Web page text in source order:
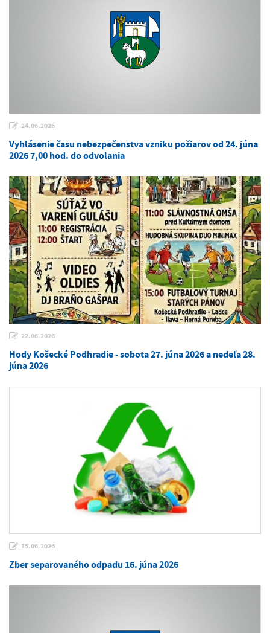
24.06.2026
Vyhlásenie času nebezpečenstva vzniku požiarov od 24. júna
2026 7,00 hod. do odvolania
22.06.2026
Hody Košecké Podhradie - sobota 27. júna 2026 a nedeľa 28.
júna 2026
15.06.2026
Zber separovaného odpadu 16. júna 2026